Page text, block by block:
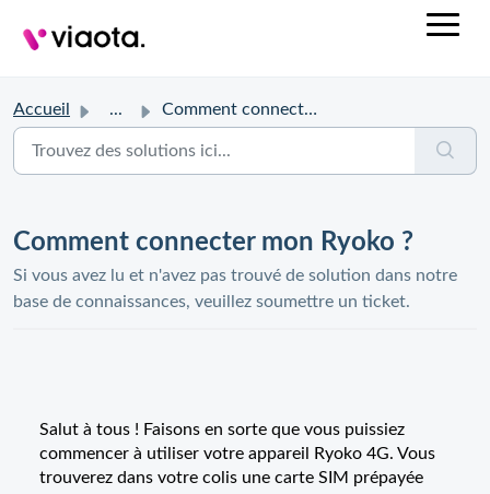
Accueil ... Comment connecter mon Ryoko ?
Comment connecter mon Ryoko ?
Si vous avez lu et n'avez pas trouvé de solution dans notre
base de connaissances, veuillez soumettre un ticket.
Salut à tous ! Faisons en sorte que vous puissiez
commencer à utiliser votre appareil Ryoko 4G. Vous
trouverez dans votre colis une carte SIM prépayée